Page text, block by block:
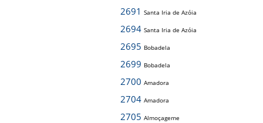
2691 Santa Iria de Azóia
2694 Santa Iria de Azóia
2695 Bobadela
2699 Bobadela
2700 Amadora
2704 Amadora
2705 Almoçageme